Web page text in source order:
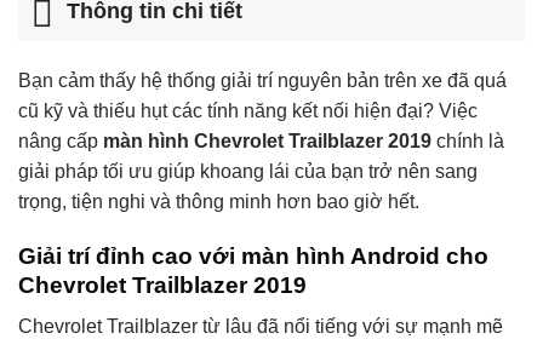
Thông tin chi tiết
Bạn cảm thấy hệ thống giải trí nguyên bản trên xe đã quá
cũ kỹ và thiếu hụt các tính năng kết nối hiện đại? Việc
nâng cấp màn hình Chevrolet Trailblazer 2019 chính là
giải pháp tối ưu giúp khoang lái của bạn trở nên sang
trọng, tiện nghi và thông minh hơn bao giờ hết.
Giải trí đỉnh cao với màn hình Android cho
Chevrolet Trailblazer 2019
Chevrolet Trailblazer từ lâu đã nổi tiếng với sự mạnh mẽ